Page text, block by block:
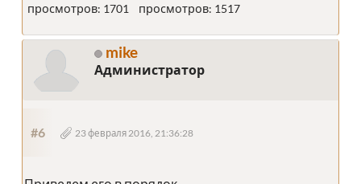
просмотров: 1701
просмотров: 1517
mike
Администратор
#6 23 февраля 2016, 21:36:28